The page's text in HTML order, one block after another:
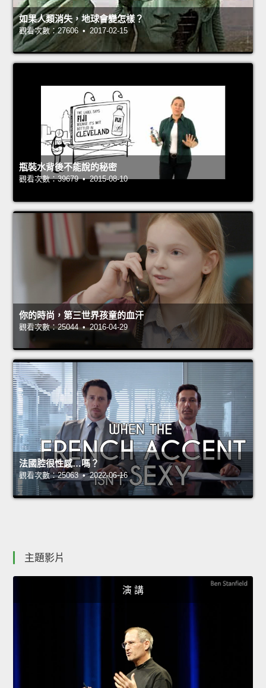
如果人類消失，地球會變怎樣？
觀看次數：27606 • 2017-02-15
瓶裝水背後不能說的秘密
觀看次數：39679 • 2015-08-10
你的時尚，第三世界孩童的血汗
觀看次數：25044 • 2016-04-29
法國腔很性感…嗎？
觀看次數：25063 • 2022-06-16
主題影片
演 講